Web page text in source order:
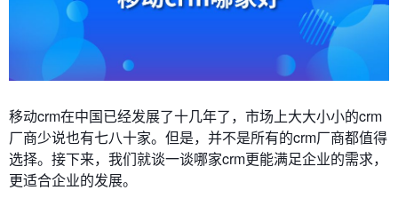
移动crm在中国已经发展了十几年了，市场上大大小小的crm
厂商少说也有七八十家。但是，并不是所有的crm厂商都值得
选择。接下来，我们就谈一谈哪家crm更能满足企业的需求，
更适合企业的发展。